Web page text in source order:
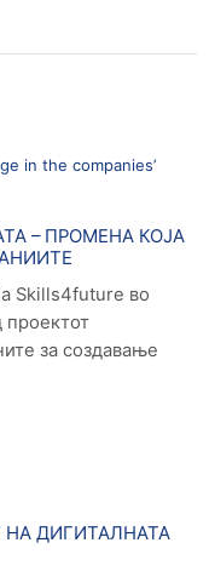
– ПРОМЕНА КОЈА
Skills4future во
проектот
за создавање
ДИГИТАЛНАТА